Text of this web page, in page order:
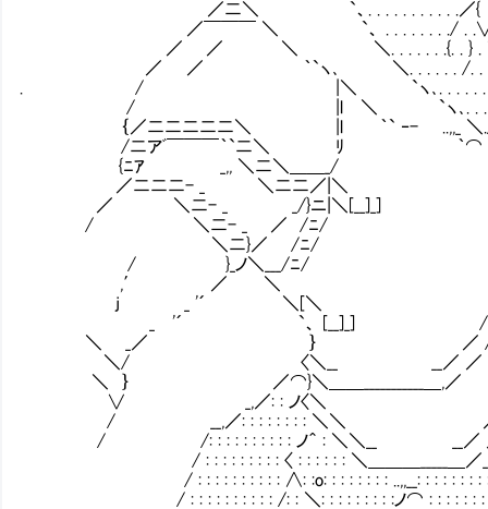
／二＼ `、. . . . . . . . . . .／{
／￣￣￣ ＼ `、 . . . . . . . ./ . .∨
／ ／ ＼ ＼. . . . . . .{. .
／ ／ ｀`ヽ､ ＼. . . . . . /. . .
. / |＼ `ヽ､. . . . . . .
/ |l ＼ `ヽ､. . . ./
｛／二二二二二＼ |l ｀` ‐- ..,,_
/二アﾞ￣￣￣｀`二＼ ﾘ
{ﾆｱ _,, ＼二＼＿
／二二二- _ ＼二二／|
／ ＼二- _ _/}ニ|＼
/ ＼二- _ ／ /ﾆ
＼二}／ /ﾆ/ |
/ }_ノ＼___/ﾆ/
,′ ／ ＼ ＼_ _,／/＼__,.. . . -
j _ '´ ＼[＼ / /＼＿_,／ l |: : : :
_ '´ `、 [__]_] / / / | : : : : :
＼ _／ ｝ ／ / ＼_ /＼: : : : :
＼/ 〈＼__ __／ ／ / /＼___／};.;.;.{ :
＼ ｝ ／⌒}＼＿＿___________＿,／ / /
∨ _,／: : ノ〈＼ / /￣[二］ /
/ __,／: : : : : : : : ＼＼ ／ /_＿,[二]/
/ /: : : : : : : : : : ノ＾ : ＼＼__ __／ ／
/ : : : : : : : : : 〈 : : : : : : ＼＿＿＿_____＿／
/ : : : : : : : : : : ∧: :o: : : : : : : : ..,,__: : : : : : : : : : :
/ : : : : : : : : : : /: : ＼: : : : : : : : :ノ⌒ : : : : : : : : ｡: